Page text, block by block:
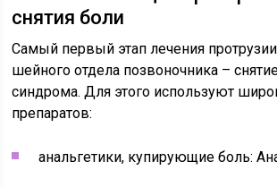
снятия боли
Самый первый этап лечения
шейного отдела позвоночника –
синдрома. Для этого используют
препаратов:
анальгетики, купирующие боль: